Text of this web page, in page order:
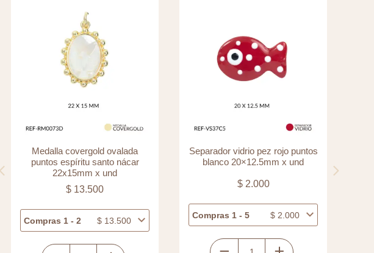
Medalla covergold ovalada
puntos espíritu santo nácar
22x15mm x und
$ 13.500
Compras 1 - 2 $ 13.500
Separador vidrio pez rojo puntos
blanco 20×12.5mm x und
$2.000
Compras 1 - 5 $ 2.000